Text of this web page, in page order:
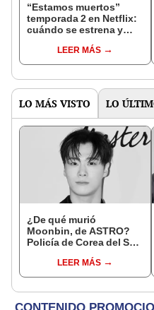
“Estamos muertos”
temporada 2 en Netflix:
cuándo se estrena y
temporadaLEER MÁS
LO MÁS VISTO LO
¿De qué murió
Moonbin, de ASTRO?
Policía de Corea del Sur
fallecimiento
LEER MÁS